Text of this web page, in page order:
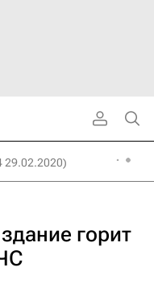
29.02.2020)
горит